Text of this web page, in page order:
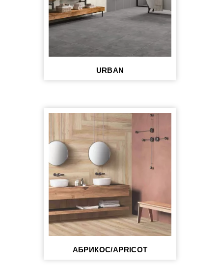
URBAN
АБРИКОС/APRICOT